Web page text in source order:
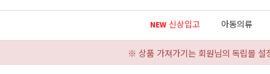
NEW신상입고 아동의류
※ 상품 가져가기는 회원님의 독립몰